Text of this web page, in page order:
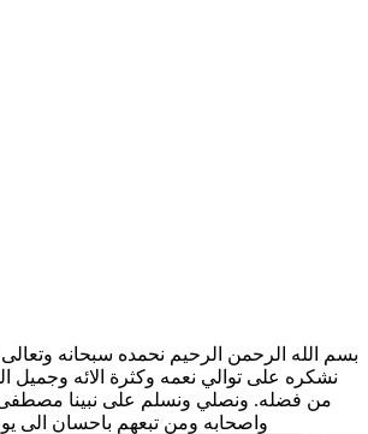
بسم الله الرحمن الرحيم نحمده سبحانه وتعالى
نشكره على توالي نعمه وكثرة الائه وجميل
من فضله. ونصلي ونسلم على نبينا مصطفى
واصحابه ومن تبعهم باحسان الى